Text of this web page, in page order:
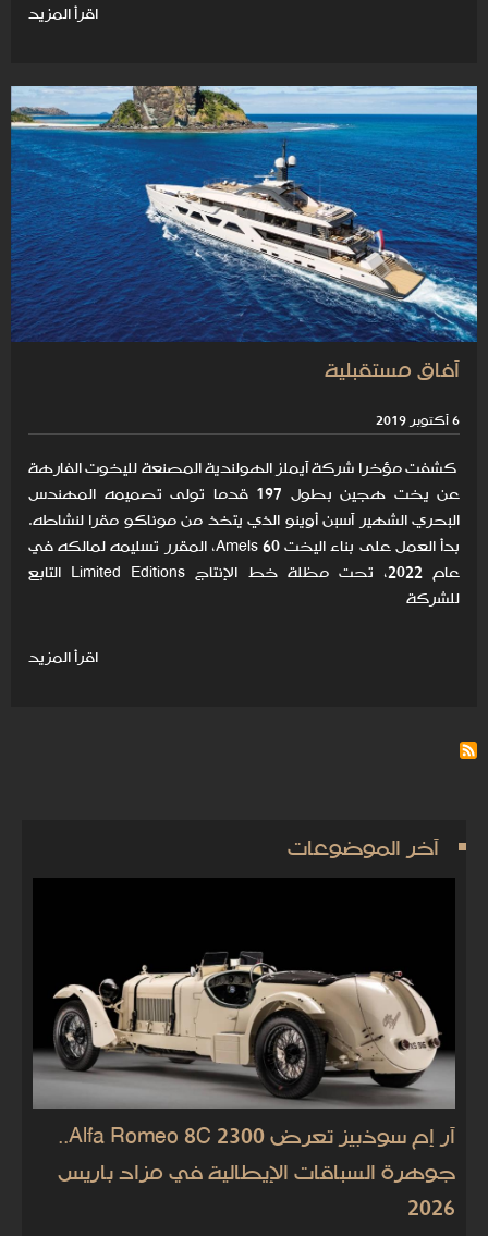
اقرأ المزيد
آفاق مستقبلية
6 أكتوبر 2019
كشفت مؤخرا شركة آيملز الهولندية المصنعة لليخوت الفارهة
عن يخت هجين بطول 197 قدما تولى تصميمه المهندس
البحري الشهير آسبن أوينو الذي يتخذ من موناكو مقرا لنشاطه.
بدأ العمل على بناء اليخت Amels 60، المقرر تسليمه لمالكه في
عام 2022، تحت مظلة خط الإنتاج Limited Editions التابع
للشركة
اقرأ المزيد
آخر الموضوعات
آر إم سوذبيز تعرض Alfa Romeo 8C 2300..
جوهرة السباقات الإيطالية في مزاد باريس
2026